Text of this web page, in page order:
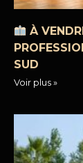
À
SUD
Voir plus »